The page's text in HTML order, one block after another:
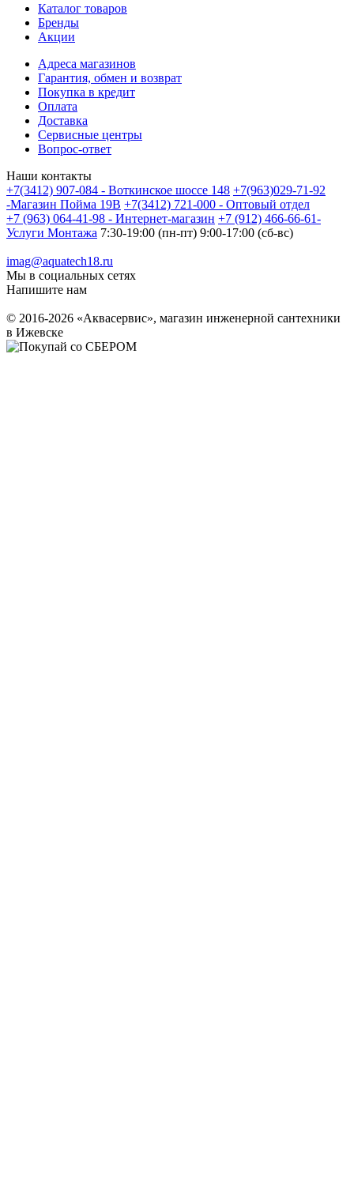
Каталог товаров
Бренды
Акции
Адреса магазинов
Гарантия, обмен и возврат
Покупка в кредит
Оплата
Доставка
Сервисные центры
Вопрос-ответ
Наши контакты
+7(3412) 907-084 - Воткинское шоссе 148 +7(963)029-71-92
-Магазин Пойма 19В +7(3412) 721-000 - Оптовый отдел
+7 (963) 064-41-98 - Интернет-магазин +7 (912) 466-66-61-
Услуги Монтажа 7:30-19:00 (пн-пт) 9:00-17:00 (сб-вс)
imag@aquatech18.ru
Мы в социальных сетях
Напишите нам
© 2016-2026 «Аквасервис», магазин инженерной сантехники
в Ижевске